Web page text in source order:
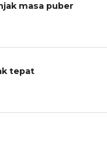
masa puber
tepat